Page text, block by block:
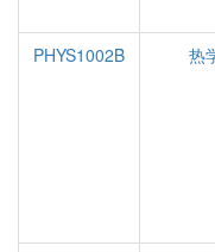
PHYS1002B
热